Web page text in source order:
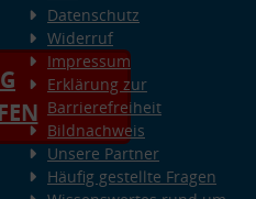
Datenschutz
Widerruf
Impressum
Erklärung zur
Barrierefreiheit
Bildnachweis
Unsere Partner
Häufig gestellte Fragen